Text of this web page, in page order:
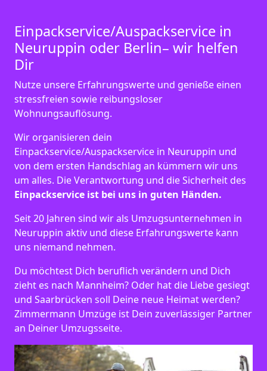
Einpackservice/Auspackservice in
Neuruppin oder Berlin– wir helfen
Dir
Nutze unsere Erfahrungswerte und genieße einen
stressfreien sowie reibungsloser
Wohnungsauflösung.
Wir organisieren dein
Einpackservice/Auspackservice in Neuruppin und
von dem ersten Handschlag an kümmern wir uns
um alles. Die Verantwortung und die Sicherheit des
Einpackservice ist bei uns in guten Händen.
Seit 20 Jahren sind wir als Umzugsunternehmen in
Neuruppin aktiv und diese Erfahrungswerte kann
uns niemand nehmen.
Du möchtest Dich beruflich verändern und Dich
zieht es nach Mannheim? Oder hat die Liebe gesiegt
und Saarbrücken soll Deine neue Heimat werden?
Zimmermann Umzüge ist Dein zuverlässiger Partner
an Deiner Umzugsseite.